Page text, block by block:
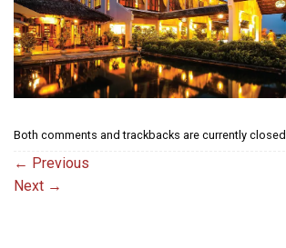
Both comments and trackbacks are currently closed.
← Previous
Next →